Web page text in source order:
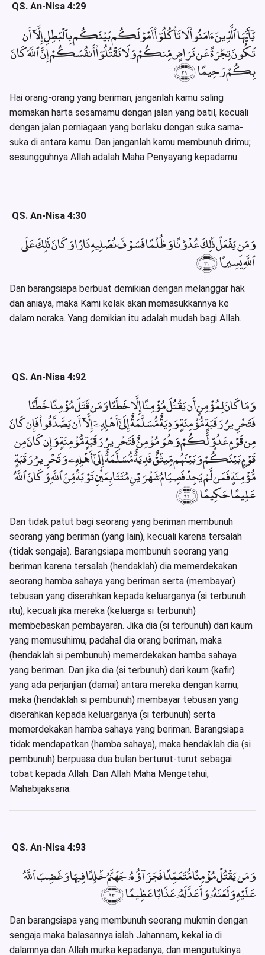
QS. An-Nisa 4:29
يَٰٓأَيُّهَا ٱلَّذِينَ ءَامَنُوا۟ لَا تَأْكُلُوٓا۟ أَمْوَٰلَكُم بَيْنَكُم بِٱلْبَٰطِلِ إِلَّآ أَن
تَكُونَ تِجَٰرَةً عَن تَرَاضٍ مِّنكُمْ وَلَا تَقْتُلُوٓا۟ أَنفُسَكُمْ إِنَّ ٱللَّهَ كَانَ
بِكُمْ رَحِيمًا ﴿٢٩﴾
Hai orang-orang yang beriman, janganlah kamu saling
memakan harta sesamamu dengan jalan yang batil, kecuali
dengan jalan perniagaan yang berlaku dengan suka sama-
suka di antara kamu. Dan janganlah kamu membunuh dirimu;
sesungguhnya Allah adalah Maha Penyayang kepadamu.
QS. An-Nisa 4:30
وَمَن يَفْعَلْ ذَٰلِكَ عُدْوَٰنًا وَظُلْمًا فَسَوْفَ نُصْلِيهِ نَارًا وَكَانَ ذَٰلِكَ عَلَى
ٱللَّهِ يَسِيرًا ﴿٣٠﴾
Dan barangsiapa berbuat demikian dengan melanggar hak
dan aniaya, maka Kami kelak akan memasukkannya ke
dalam neraka. Yang demikian itu adalah mudah bagi Allah.
QS. An-Nisa 4:92
وَمَا كَانَ لِمُؤْمِنٍ أَن يَقْتُلَ مُؤْمِنًا إِلَّا خَطَـًٔا وَمَن قَتَلَ مُؤْمِنًا خَطَـًٔا
فَتَحْرِيرُ رَقَبَةٍ مُّؤْمِنَةٍ وَدِيَةٌ مُّسَلَّمَةٌ إِلَىٰٓ أَهْلِهِۦٓ إِلَّآ أَن يَصَّدَّقُوا۟ فَإِن كَانَ
مِن قَوْمٍ عَدُوٍّ لَّكُمْ وَهُوَ مُؤْمِنٌ فَتَحْرِيرُ رَقَبَةٍ مُّؤْمِنَةٍ وَإِن كَانَ مِن
قَوْمٍۭ بَيْنَكُمْ وَبَيْنَهُم مِّيثَٰقٌ فَدِيَةٌ مُّسَلَّمَةٌ إِلَىٰٓ أَهْلِهِۦ وَتَحْرِيرُ رَقَبَةٍ
مُّؤْمِنَةٍ فَمَن لَّمْ يَجِدْ فَصِيَامُ شَهْرَيْنِ مُتَتَابِعَيْنِ تَوْبَةً مِّنَ ٱللَّهِ وَكَانَ ٱللَّهُ
عَلِيمًا حَكِيمًا ﴿٩٢﴾
Dan tidak patut bagi seorang yang beriman membunuh
seorang yang beriman (yang lain), kecuali karena tersalah
(tidak sengaja). Barangsiapa membunuh seorang yang
beriman karena tersalah (hendaklah) dia memerdekakan
seorang hamba sahaya yang beriman serta (membayar)
tebusan yang diserahkan kepada keluarganya (si terbunuh
itu), kecuali jika mereka (keluarga si terbunuh)
membebaskan pembayaran. Jika dia (si terbunuh) dari kaum
yang memusuhimu, padahal dia orang beriman, maka
(hendaklah si pembunuh) memerdekakan hamba sahaya
yang beriman. Dan jika dia (si terbunuh) dari kaum (kafir)
yang ada perjanjian (damai) antara mereka dengan kamu,
maka (hendaklah si pembunuh) membayar tebusan yang
diserahkan kepada keluarganya (si terbunuh) serta
memerdekakan hamba sahaya yang beriman. Barangsiapa
tidak mendapatkan (hamba sahaya), maka hendaklah dia (si
pembunuh) berpuasa dua bulan berturut-turut sebagai
tobat kepada Allah. Dan Allah Maha Mengetahui,
Mahabijaksana.
QS. An-Nisa 4:93
وَمَن يَقْتُلْ مُؤْمِنًا مُّتَعَمِّدًا فَجَزَآؤُهُۥ جَهَنَّمُ خَٰلِدًا فِيهَا وَغَضِبَ ٱللَّهُ
عَلَيْهِ وَلَعَنَهُۥ وَأَعَدَّ لَهُۥ عَذَابًا عَظِيمًا ﴿٩٣﴾
Dan barangsiapa yang membunuh seorang mukmin dengan
sengaja maka balasannya ialah Jahannam, kekal ia di
dalamnya dan Allah murka kepadanya, dan mengutukinya